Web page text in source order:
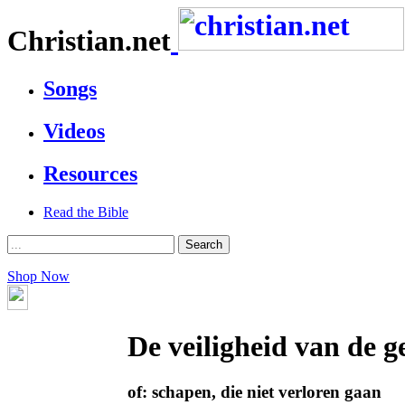
Christian.net
Songs
Videos
Resources
Read the Bible
Shop Now
De veiligheid van de
of: schapen, die niet verloren gaan